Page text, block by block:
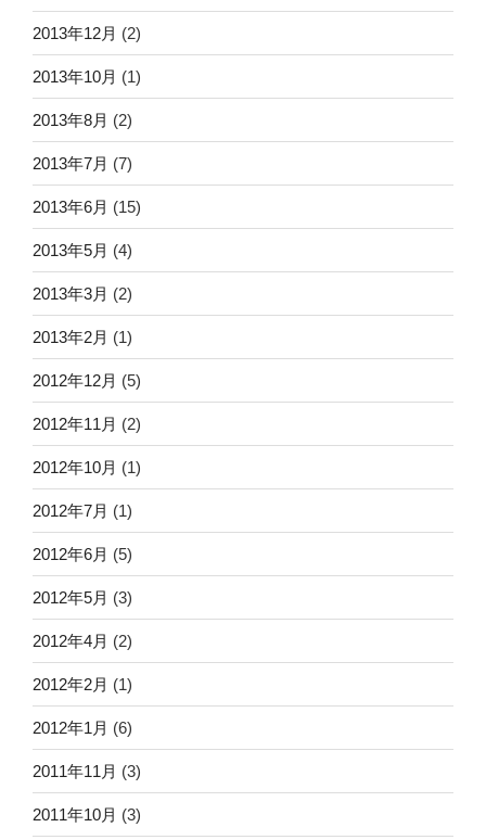
2013年12月 (2)
2013年10月 (1)
2013年8月 (2)
2013年7月 (7)
2013年6月 (15)
2013年5月 (4)
2013年3月 (2)
2013年2月 (1)
2012年12月 (5)
2012年11月 (2)
2012年10月 (1)
2012年7月 (1)
2012年6月 (5)
2012年5月 (3)
2012年4月 (2)
2012年2月 (1)
2012年1月 (6)
2011年11月 (3)
2011年10月 (3)